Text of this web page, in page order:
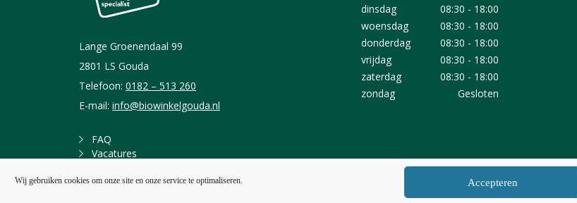
Wij gebruiken cookies om onze site en onze service te optimaliseren. Accepteren
Lange Groenendaal 99
2801 LS Gouda
Telefoon: 0182 – 513 260
E-mail: info@biowinkelgouda.nl
FAQ
Vacatures
dinsdag
08:30 - 18:00
woensdag
08:30 - 18:00
donderdag
08:30 - 18:00
vrijdag
08:30 - 18:00
zaterdag
08:30 - 18:00
zondag
Gesloten
© Biowinkel Gouda 2026 |privacy statement